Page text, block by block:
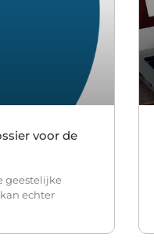
voor de
geestelijke
echter